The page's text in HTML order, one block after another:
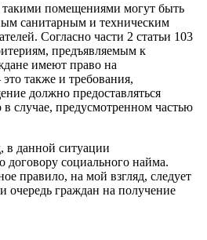
такими помещениями могут быть
санитарным и техническим
Согласно части 2 статьи 103
предъявляемым к
имеют право на
также и требования,
должно предоставляться
случае, предусмотренном частью
в данной ситуации
социального найма.
правило, на мой взгляд, следует
очередь граждан на получение